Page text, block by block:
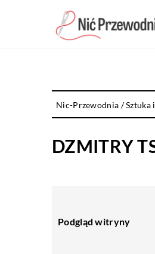
Nic-Przewodnia /Sztuka
DZMITRY
Podgląd witryny